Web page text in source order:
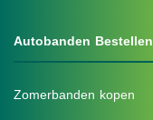
Autobanden Bestellen
Zomerbanden kopen